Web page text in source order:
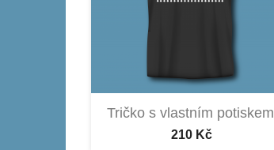
 Rychlý náhled
Tričko s vlastním potiskem
210 Kč